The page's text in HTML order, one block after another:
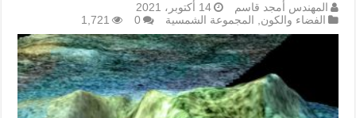
المهندس أمجد قاسم
14 أكتوبر، 2021
الفضاء والكون, المجموعة الشمسية 0
1,721